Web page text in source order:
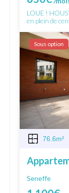
LOUE !
en plein de
Sous option
76.6m²
Seneffe